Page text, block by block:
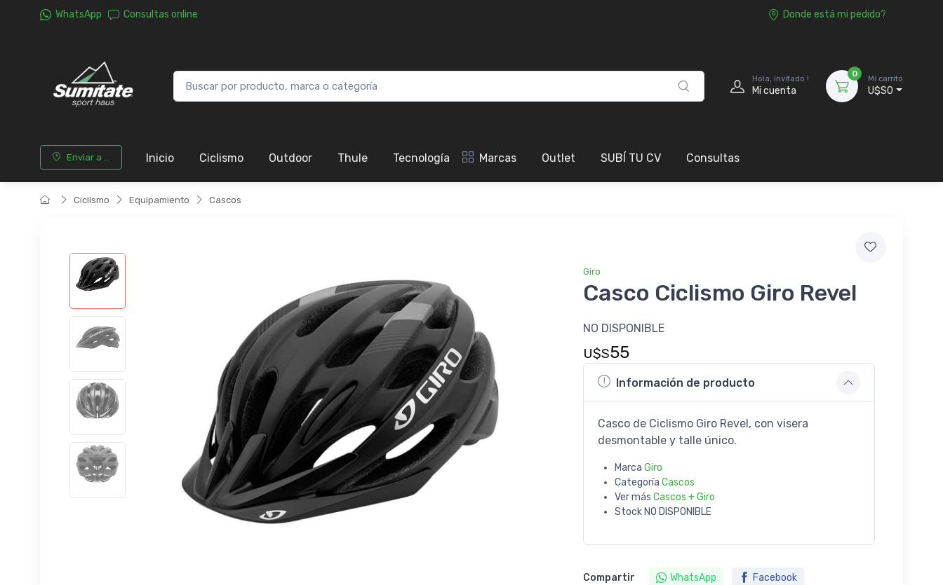
WhatsApp Consultas online Donde está mi pedido?
Hola, invitado !
Mi cuenta
0
Mi carrito
U$S0
Enviar a ... Inicio Ciclismo Outdoor Thule Tecnología Marcas Outlet SUBÍ TU CV Consultas
Ciclismo Equipamiento Cascos
Giro
Casco Ciclismo Giro Revel
NO DISPONIBLE
U$S55
Información de producto
Casco de Ciclismo Giro Revel, con visera
desmontable y talle único.
Marca Giro
Categoría Cascos
Ver más Cascos + Giro
Stock NO DISPONIBLE
Compartir WhatsApp Facebook